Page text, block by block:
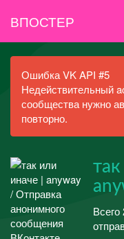
ВПОСТЕР
Ошибка VK API #5
Недействительный
сообщества нужно
повторно.
так